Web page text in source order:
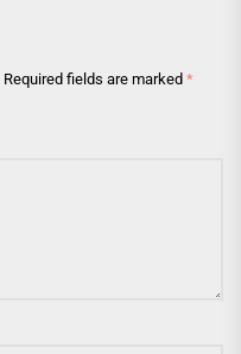
Required fields are marked *